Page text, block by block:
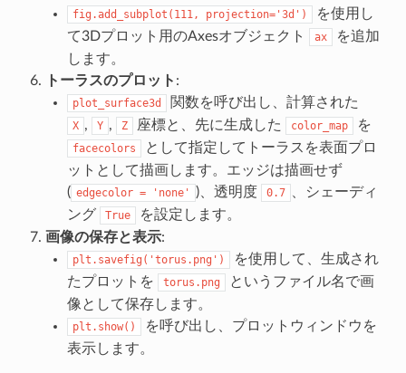
fig.add_subplot(111, projection='3d')
を使用し
て3Dプロット用のAxesオブジェクト
ax
を追加
します。
トーラスのプロット :
plot_surface3d 関数を呼び出し、計算された
X , Y , Z 座標と、先に生成した color_map を
facecolors
として指定してトーラスを表面プロ
ットとして描画します。エッジは描画せず
( edgecolor = 'none' )、透明度 0.7
、シェーディ
ング
True
を設定します。
画像の保存と表示:
plt.savefig('torus.png')
を使用して、生成され
たプロットを
torus.png
というファイル名で画
像として保存します。
plt.show()
を呼び出し、プロットウィンドウを
表示します。